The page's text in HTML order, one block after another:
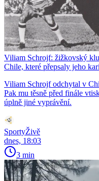
Viliam Schrojf: žižkovský
Chile, které přepsaly jeho
Viliam Schrojf odchytal v
Pak mu těsně před finále
úplně jiné vyprávění.
SportyŽivě
dnes, 18:03
3 min